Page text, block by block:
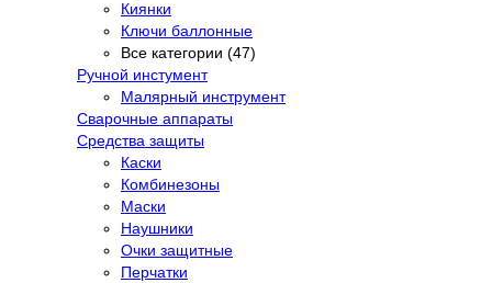
Киянки
Ключи баллонные
Все категории (47)
Ручной инстумент
Малярный инструмент
Сварочные аппараты
Средства защиты
Каски
Комбинезоны
Маски
Наушники
Очки защитные
Перчатки